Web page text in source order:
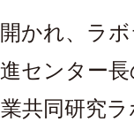
かれ、ラ
センター
共同研究